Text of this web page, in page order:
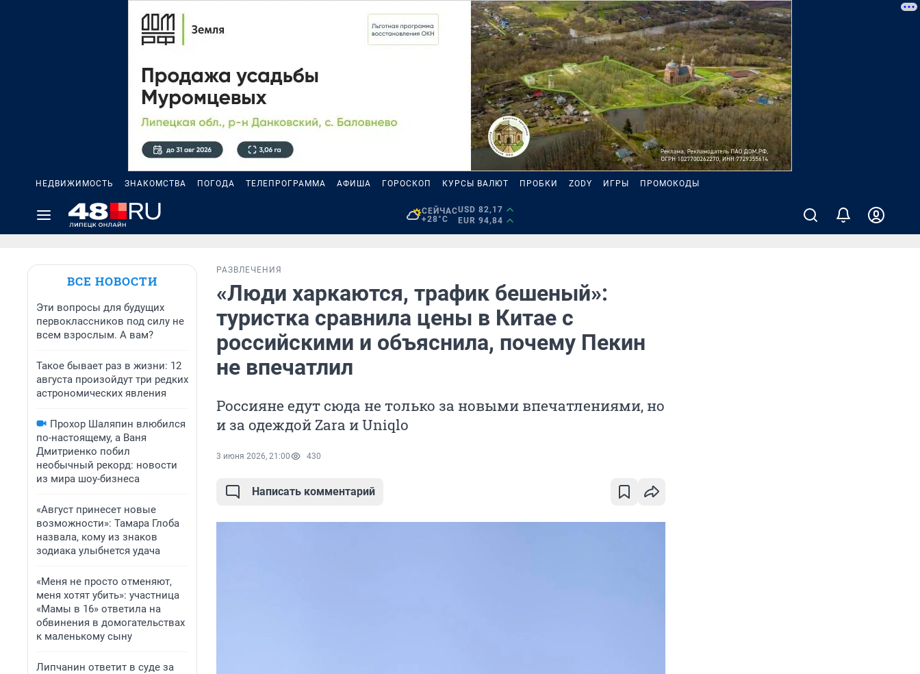
НЕДВИЖИМОСТЬ ЗНАКОМСТВА ПОГОДА ТЕЛЕПРОГРАММА АФИША ГОРОСКОП КУРСЫ ВАЛЮТ ПРОБКИ ZODY ИГРЫ ПРОМОКОДЫ
СЕЙЧАС
+28°C
USD 82,17
EUR 94,84
ВСЕ НОВОСТИ
Эти вопросы для будущих
первоклассников под силу не
всем взрослым. А вам?
Такое бывает раз в жизни: 12
августа произойдут три редких
астрономических явления
Прохор Шаляпин влюбился
по-настоящему, а Ваня
Дмитриенко побил
необычный рекорд: новости
из мира шоу-бизнеса
«Август принесет новые
возможности»: Тамара Глоба
назвала, кому из знаков
зодиака улыбнется удача
«Меня не просто отменяют,
меня хотят убить»: участница
«Мамы в 16» ответила на
обвинения в домогательствах
к маленькому сыну
Липчанин ответит в суде за
РАЗВЛЕЧЕНИЯ
«Люди харкаются, трафик бешеный»:
туристка сравнила цены в Китае с
российскими и объяснила, почему Пекин
не впечатлил
Россияне едут сюда не только за новыми впечатлениями, но
и за одеждой Zara и Uniqlo
3 июня 2026, 21:00 430
Написать комментарий